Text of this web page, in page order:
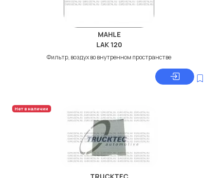
MAHLE
LAK 120
Фильтр, воздух во внутренном пространстве
Нет в наличии